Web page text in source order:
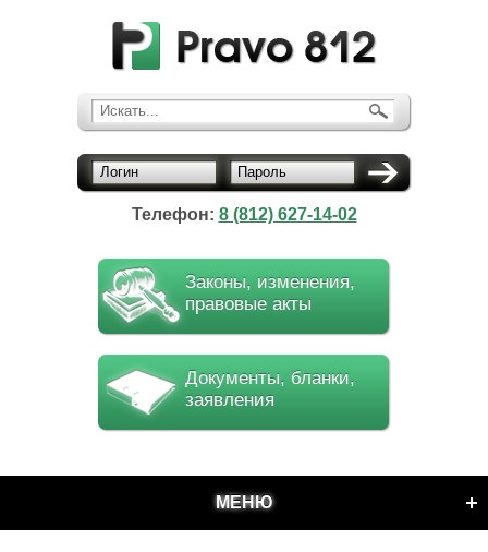
Искать...
Логин Пароль
Телефон: 8 (812) 627-14-02
Законы, изменения,
правовые акты
Документы, бланки,
заявления
МЕНЮ